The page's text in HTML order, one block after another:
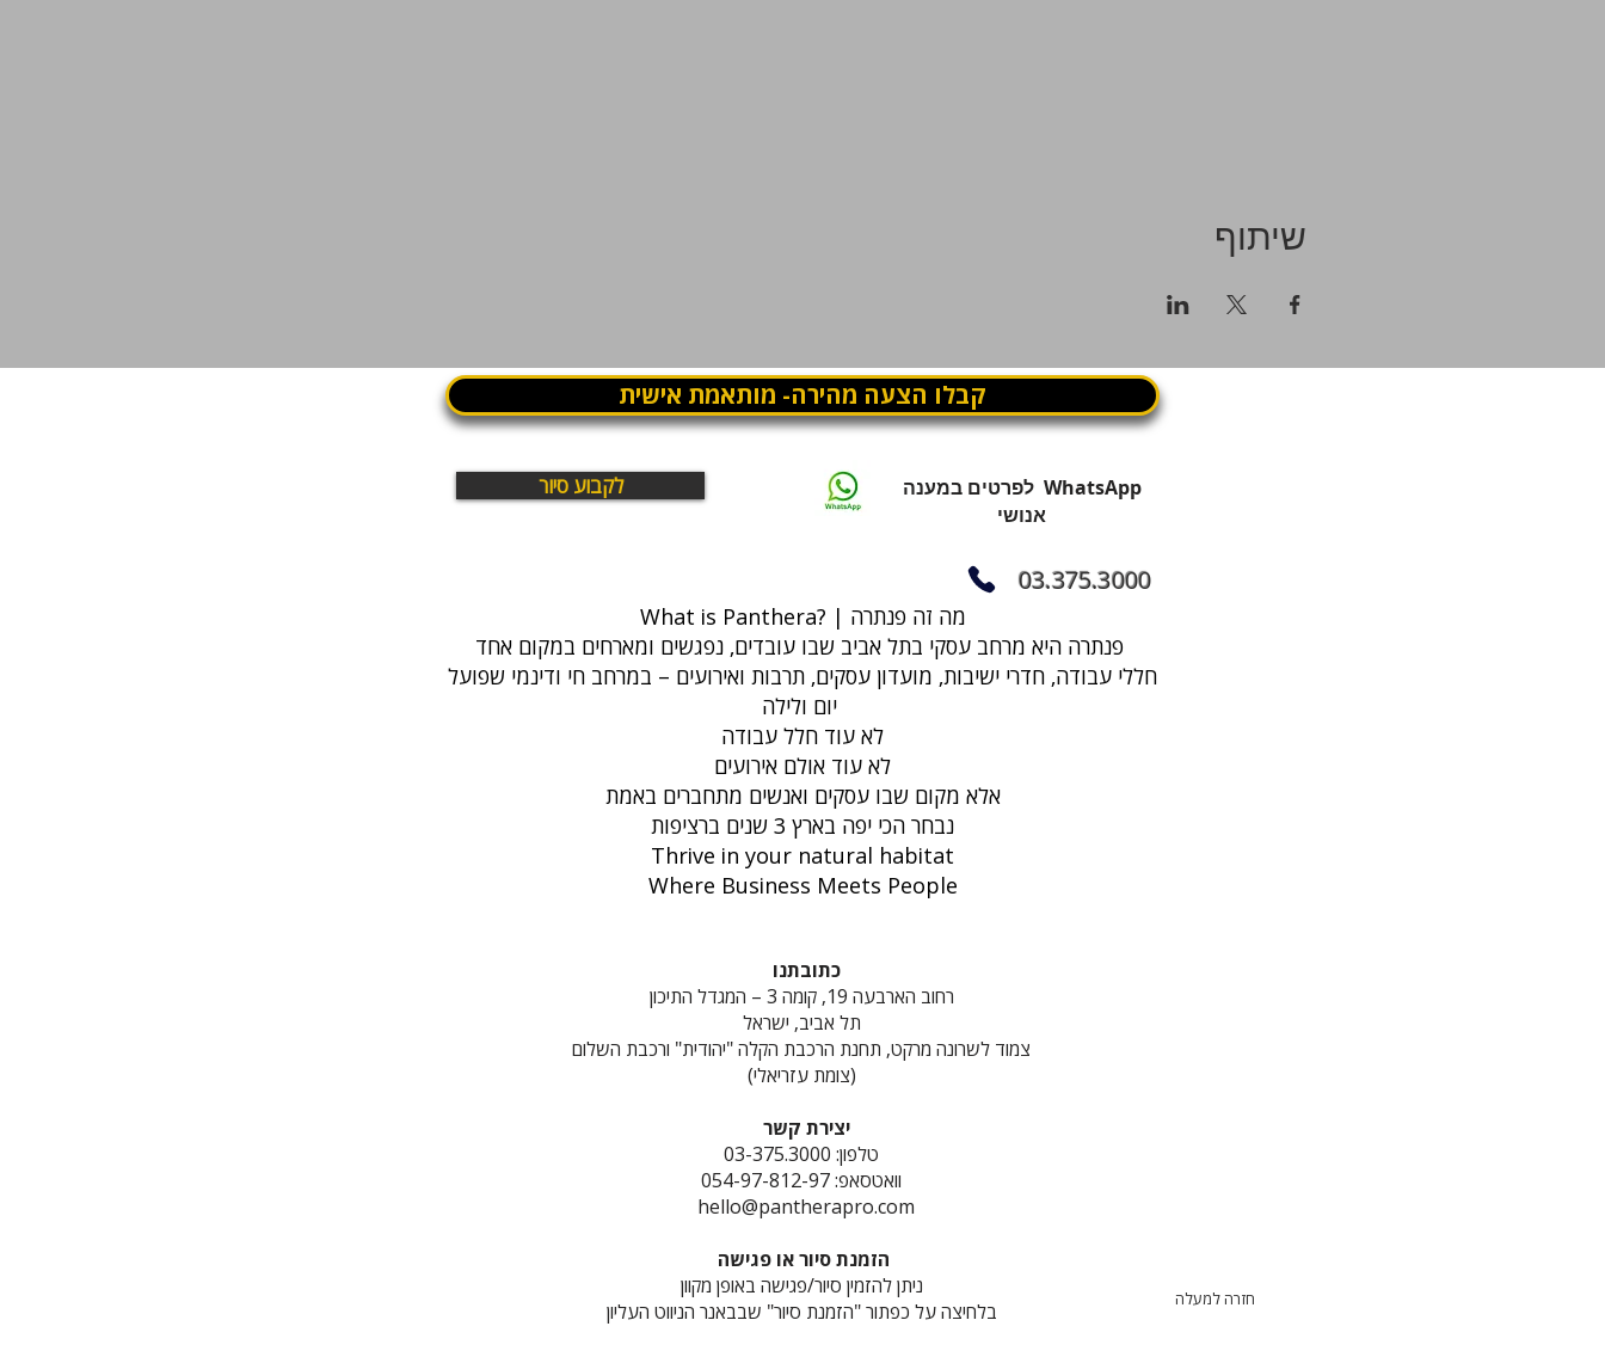
שיתוף
קבלו הצעה מהירה- מותאמת אישית
לקבוע סיור
WhatsApp לפרטים במענה
אנושי
03.375.3000
What is Panthera? | מה זה פנתרה
חללי עבודה, חדרי ישיבות, מועדון עסקים, תרבות ואירועים – במרחב חי ודינמי שפועל
לא עוד חלל עבודה
לא עוד אולם אירועים
אלא מקום שבו עסקים ואנשים מתחברים באמת
נבחר הכי יפה בארץ 3 שנים ברציפות
Thrive in your natural habitat
Where Business Meets People
כתובתנו
רחוב הארבעה 19, קומה 3 – המגדל התיכון
תל אביב, ישראל
צמוד לשרונה מרקט, תחנת הרכבת הקלה "יהודית" ורכבת השלום
(צומת עזריאלי)
יצירת קשר
טלפון: 03-375.3000
וואטסאפ: 054-97-812-97
hello@pantherapro.com
הזמנת סיור או פגישה
ניתן להזמין סיור/פגישה באופן מקוון
בלחיצה על כפתור "הזמנת סיור" שבבאנר הניווט העליון
חזרה למעלה